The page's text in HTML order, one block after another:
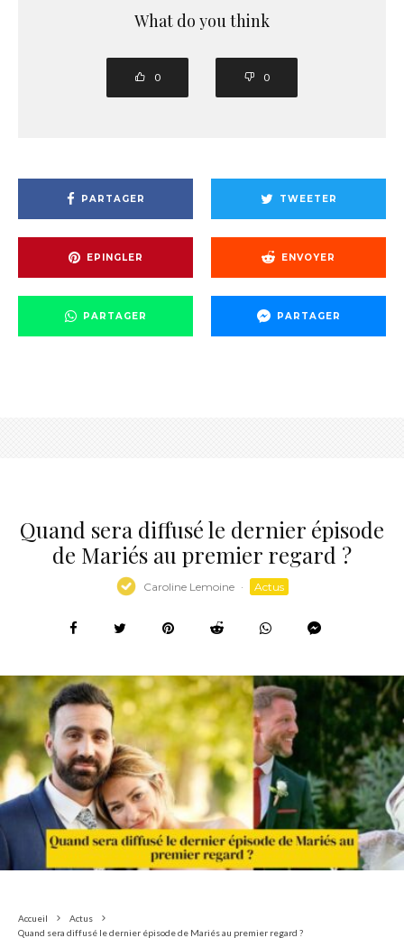
What do you think
0 0
PARTAGER TWEETER
EPINGLER ENVOYER
PARTAGER PARTAGER
Quand sera diffusé le dernier épisode
de Mariés au premier regard ?
Caroline Lemoine · Actus
Accueil
Actus
Quand sera diffusé le dernier épisode de Mariés au premier regard ?